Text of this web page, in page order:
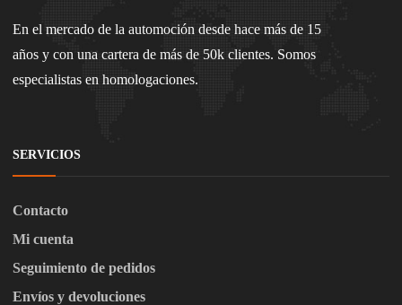
En el mercado de la automoción desde hace más de 15
años y con una cartera de más de 50k clientes. Somos
especialistas en homologaciones.
SERVICIOS
Contacto
Mi cuenta
Seguimiento de pedidos
Envíos y devoluciones